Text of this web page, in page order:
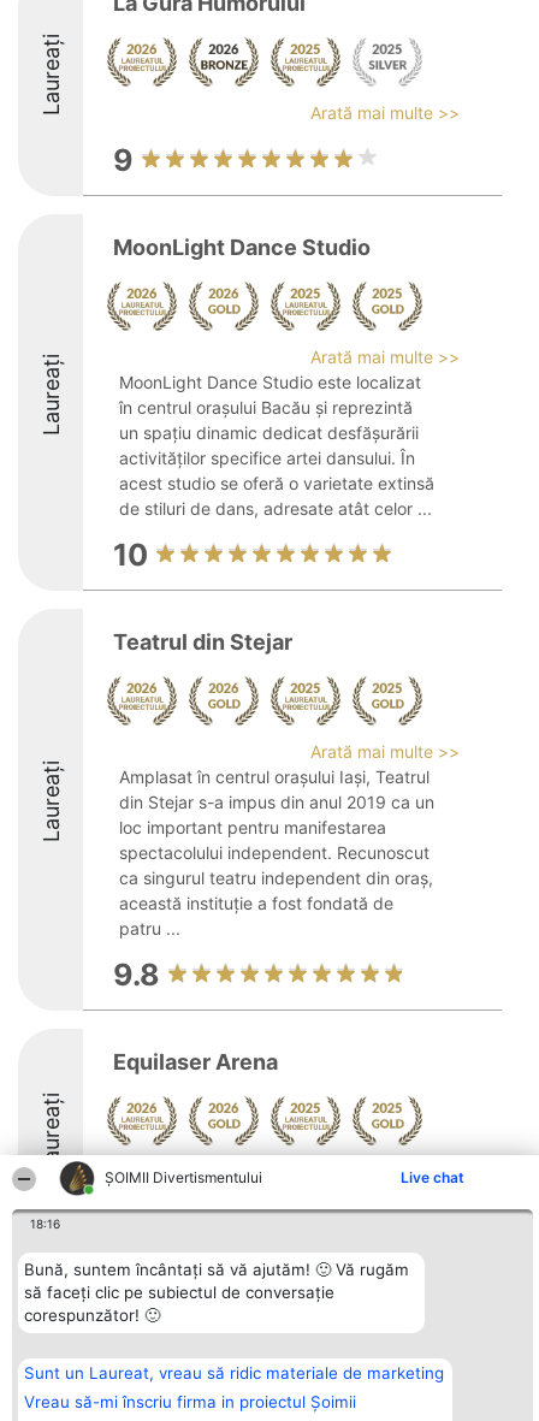
ŞOIMII Divertismentului Live chat
18:16
Bună, suntem încântați să vă ajutăm! 🙂 Vă rugăm
să faceți clic pe subiectul de conversație
corespunzător! 🙂
Sunt un Laureat, vreau să ridic materiale de marketing
Vreau să-mi înscriu firma in proiectul Șoimii
Laureați Arată mai multe >>
9
Laureați
MoonLight Dance Studio
Arată mai multe >>
MoonLight Dance Studio este localizat
în centrul orașului Bacău și reprezintă
un spațiu dinamic dedicat desfășurării
activităților specifice artei dansului. În
acest studio se oferă o varietate extinsă
de stiluri de dans, adresate atât celor ...
10
Laureați
Teatrul din Stejar
Arată mai multe >>
Amplasat în centrul orașului Iași, Teatrul
din Stejar s-a impus din anul 2019 ca un
loc important pentru manifestarea
spectacolului independent. Recunoscut
ca singurul teatru independent din oraș,
această instituție a fost fondată de
patru ...
9.8
Laureați
Equilaser Arena
Arată mai multe >>
9.8
Organizator Ranking
BRIGHT SOLUTIONS BR SRL
Aleea Timisul De Sus 2 Bl. A30
Sc. A Et. 4 Ap. 13 Cod 061952
București
tel: +40 770 990 492
Plebiscyt
Lista Tuturor
Laureaților
Reguli
Politica de